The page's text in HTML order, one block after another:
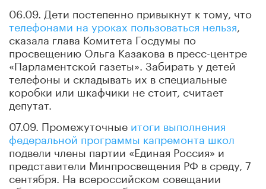
06.09. Дети постепенно привыкнут к тому, что
телефонами на уроках пользоваться нельзя
сказала глава Комитета Госдумы по
просвещению Ольга Казакова в пресс-центре
«Парламентской газеты». Забирать у детей
телефоны и складывать их в специальные
коробки или шкафчики не стоит, считает
депутат.
07.09. Промежуточные итоги выполнения
федеральной программы капремонта школ
подвели члены партии «Единая Россия» и
представители Минпросвещения РФ в среду, 7
сентября. На всероссийском совещании